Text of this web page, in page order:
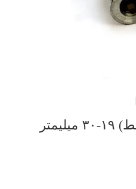
اسپیسرتابلو (پایه واسط) ۱۹-۳۰ میلیمتر